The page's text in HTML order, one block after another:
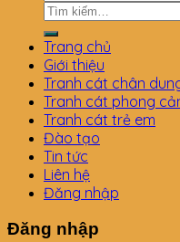
Tìm
kiếm:
Trang chủ
Giới thiệu
Tranh cát chân
Tranh cát phong
Tranh cát trẻ em
Đào tạo
Tin tức
Liên hệ
Đăng nhập
Đăng nhập